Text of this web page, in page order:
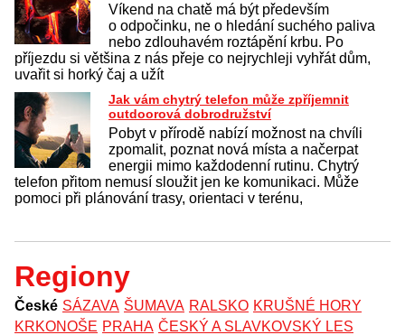
Víkend na chatě má být především
o odpočinku, ne o hledání suchého paliva
nebo zdlouhavém roztápění krbu. Po
příjezdu si většina z nás přeje co nejrychleji vyhřát dům,
uvařit si horký čaj a užít
Jak vám chytrý telefon může zpříjemnit
outdoorová dobrodružství
Pobyt v přírodě nabízí možnost na chvíli
zpomalit, poznat nová místa a načerpat
energii mimo každodenní rutinu. Chytrý
telefon přitom nemusí sloužit jen ke komunikaci. Může
pomoci při plánování trasy, orientaci v terénu,
Regiony
České SÁZAVA ŠUMAVA RALSKO KRUŠNÉ HORY
KRKONOŠE PRAHA ČESKÝ A SLAVKOVSKÝ LES